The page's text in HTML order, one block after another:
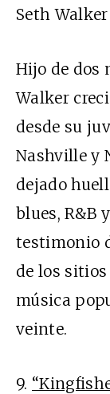
Seth
Hijo de dos
Walker
desde su
Nashville y
dejado
blues, R&B
testimonio
de los
música
veinte.
9.